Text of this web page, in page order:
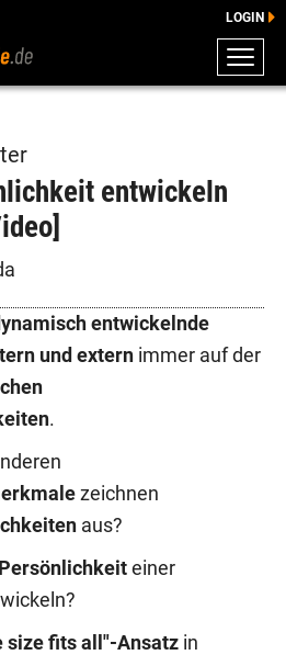
LOGIN
entwickeln
entwickelnde
und extern immer auf der
.
zeichnen
aus?
Persönlichkeit einer
size fits all"-Ansatz in